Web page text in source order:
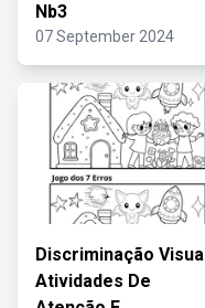
Nb3
07 September 2024
Discriminação
Atividades De